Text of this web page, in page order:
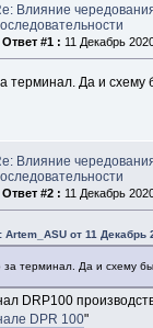
Влияние
Ответ #1 : 11 Декабрь
терминал. Да и схему
Влияние
Ответ #2 : 11 Декабрь
Artem_ASU от 11 Декабрь
за терминал. Да и схему
DRP100
DPR 100"